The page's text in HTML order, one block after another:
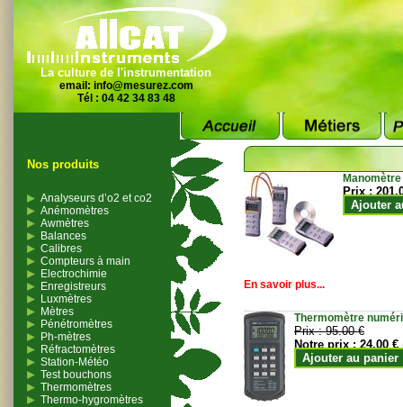
La culture de l'instrumentation
email: info@mesurez.com
Tél : 04 42 34 83 48
Nos produits
Analyseurs d’o2 et co2
Anémomètres
Awmètres
Balances
Calibres
Compteurs à main
Electrochimie
Enregistreurs
Luxmètres
Mètres
Pénétromètres
Ph-mètres
Réfractomètres
Station-Météo
Test bouchons
Thermomètres
Thermo-hygromètres
Prix :
Ajouter
En savoir plus...
Thermomètre
Prix :95.00 €
Notre prix :24.00 €
Ajouter au panier